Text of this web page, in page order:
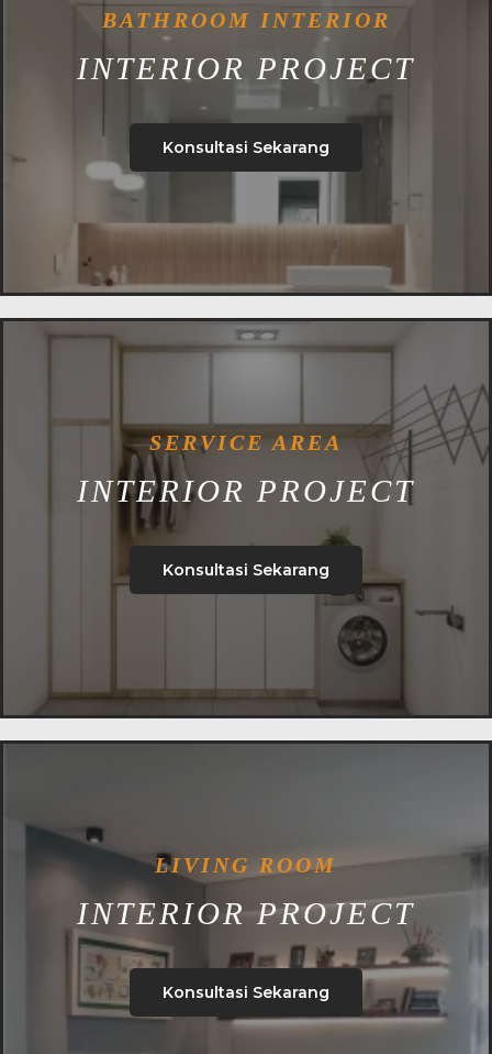
BATHROOM INTERIOR
INTERIOR PROJECT
Konsultasi Sekarang
SERVICE AREA
INTERIOR PROJECT
Konsultasi Sekarang
LIVING ROOM
INTERIOR PROJECT
Konsultasi Sekarang